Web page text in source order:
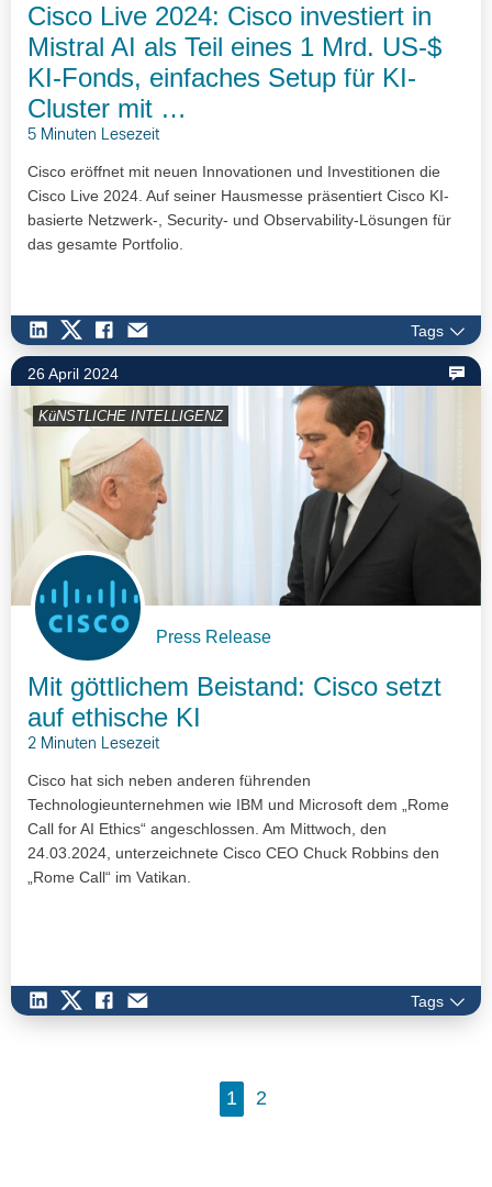
Cisco Live 2024: Cisco investiert in
Mistral AI als Teil eines 1 Mrd. US-$
KI-Fonds, einfaches Setup für KI-
Cluster mit …
5 Minuten Lesezeit
Cisco eröffnet mit neuen Innovationen und Investitionen die
Cisco Live 2024. Auf seiner Hausmesse präsentiert Cisco KI-
basierte Netzwerk-, Security- und Observability-Lösungen für
das gesamte Portfolio.
Tags
26 April 2024
KüNSTLICHE INTELLIGENZ
Press Release
Mit göttlichem Beistand: Cisco setzt
auf ethische KI
2 Minuten Lesezeit
Cisco hat sich neben anderen führenden
Technologieunternehmen wie IBM und Microsoft dem „Rome
Call for AI Ethics“ angeschlossen. Am Mittwoch, den
24.03.2024, unterzeichnete Cisco CEO Chuck Robbins den
„Rome Call“ im Vatikan.
Tags
1 2